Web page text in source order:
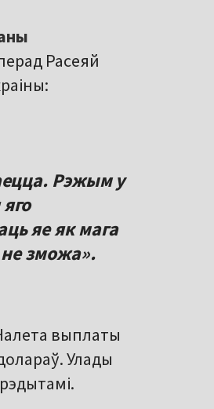
Расеяй
Рэжым у
яе як мага
не зможа».
выплаты
Улады